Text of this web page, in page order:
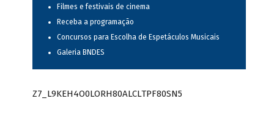
Filmes e festivais de cinema
Receba a programação
Concursos para Escolha de Espetáculos Musicais
Galeria BNDES
Z7_L9KEH4O0LORH80ALCLTPF80SN5